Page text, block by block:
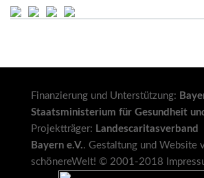
Finanzierung und Unterstützung:
Staatsministerium für Gesundheit
Projektträger: Landescaritasverband
Bayern e.V.. Gestaltung und Website
schönereWelt! © 2001-2018